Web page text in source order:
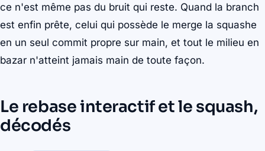
ce n'est même pas du bruit qui reste. Quand la branch
est enfin prête, celui qui possède le merge la squashe
en un seul commit propre sur main, et tout le milieu en
bazar n'atteint jamais main de toute façon.
Le rebase interactif et le squash,
décodés